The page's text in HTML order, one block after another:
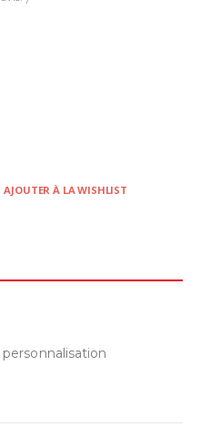
AJOUTER À LA WISHLIST